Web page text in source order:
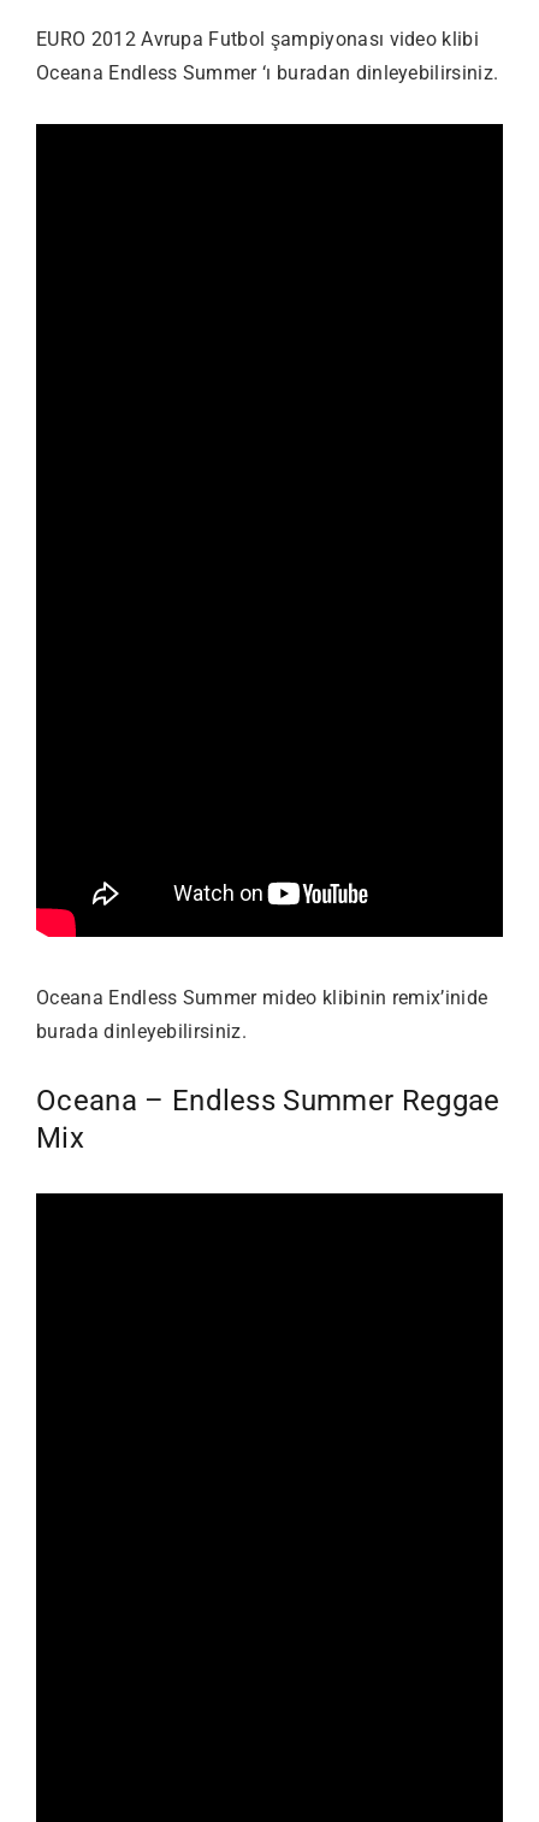
EURO 2012 Avrupa Futbol şampiyonası video klibi
Oceana Endless Summer ‘ı buradan dinleyebilirsiniz.
Oceana Endless Summer mideo klibinin remix’inide
burada dinleyebilirsiniz.
Oceana – Endless Summer Reggae
Mix